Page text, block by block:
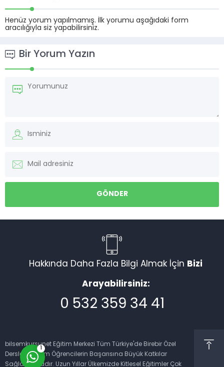
Henüz yorum yapılmamış. İlk yorumu aşağıdaki form
aracılığıyla siz yapabilirsiniz.
Bir Yorum Yazın
Hakkında Daha Fazla Bilgi Almak İçin Bizi
Arayabilirsiniz:
0 532 359 34 41
bilsemkursunet Eğitim Merkezi Tüm Türkiye'de Birebir Özel
Dersleri İle Tüm Öğrencilerin Başarısına Büyük Katkılar
Sağlamaktadır. Uzun Yıllar Ülkemizde Kitlesel Eğitimler Çok
Müşteri Temsilcisi